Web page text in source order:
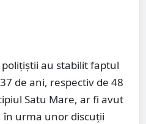
au stabilit faptul
de ani, respectiv de 48
Satu Mare, ar fi avut
în urma unor discuții